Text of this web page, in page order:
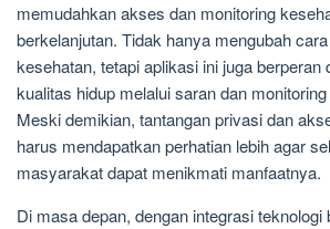
memudahkan akses dan monitoring
berkelanjutan. Tidak hanya mengubah
kesehatan, tetapi aplikasi ini juga berperan
kualitas hidup melalui saran dan
Meski demikian, tantangan privasi dan
harus mendapatkan perhatian lebih agar
masyarakat dapat menikmati manfaatnya.
Di masa depan, dengan integrasi teknologi